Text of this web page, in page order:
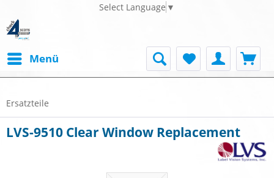
Select Language ▼
Menü
Ersatzteile
LVS-9510 Clear Window Replacement